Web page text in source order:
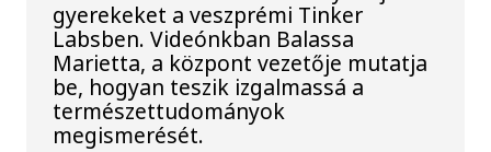
gyerekeket a veszprémi Tinker
Labsben. Videónkban Balassa
Marietta, a központ vezetője mutatja
be, hogyan teszik izgalmassá a
természettudományok
megismerését.